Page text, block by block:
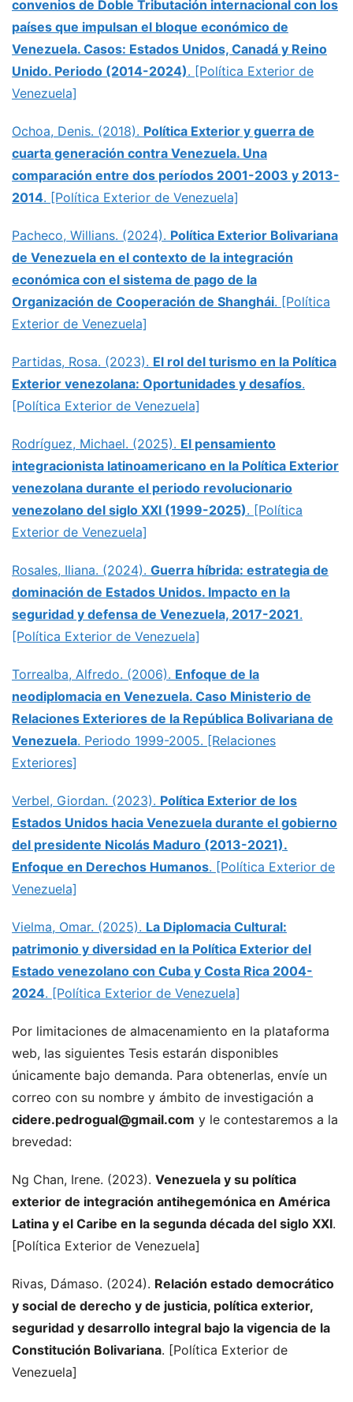
convenios de Doble Tributación internacional con los
países que impulsan el bloque económico de
Venezuela. Casos: Estados Unidos, Canadá y Reino
Unido. Periodo (2014-2024). [Política Exterior de
Venezuela]
Ochoa, Denis. (2018). Política Exterior y guerra de
cuarta generación contra Venezuela. Una
comparación entre dos períodos 2001-2003 y 2013-
2014. [Política Exterior de Venezuela]
Pacheco, Willians. (2024). Política Exterior Bolivariana
de Venezuela en el contexto de la integración
económica con el sistema de pago de la
Organización de Cooperación de Shanghái. [Política
Exterior de Venezuela]
Partidas, Rosa. (2023). El rol del turismo en la Política
Exterior venezolana: Oportunidades y desafíos.
[Política Exterior de Venezuela]
Rodríguez, Michael. (2025). El pensamiento
integracionista latinoamericano en la Política Exterior
venezolana durante el periodo revolucionario
venezolano del siglo XXI (1999-2025). [Política
Exterior de Venezuela]
Rosales, Iliana. (2024). Guerra híbrida: estrategia de
dominación de Estados Unidos. Impacto en la
seguridad y defensa de Venezuela, 2017-2021.
[Política Exterior de Venezuela]
Torrealba, Alfredo. (2006). Enfoque de la
neodiplomacia en Venezuela. Caso Ministerio de
Relaciones Exteriores de la República Bolivariana de
Venezuela. Periodo 1999-2005. [Relaciones
Exteriores]
Verbel, Giordan. (2023). Política Exterior de los
Estados Unidos hacia Venezuela durante el gobierno
del presidente Nicolás Maduro (2013-2021).
Enfoque en Derechos Humanos. [Política Exterior de
Venezuela]
Vielma, Omar. (2025). La Diplomacia Cultural:
patrimonio y diversidad en la Política Exterior del
Estado venezolano con Cuba y Costa Rica 2004-
2024. [Política Exterior de Venezuela]
Por limitaciones de almacenamiento en la plataforma
web, las siguientes Tesis estarán disponibles
únicamente bajo demanda. Para obtenerlas, envíe un
correo con su nombre y ámbito de investigación a
cidere.pedrogual@gmail.com y le contestaremos a la
brevedad:
Ng Chan, Irene. (2023). Venezuela y su política
exterior de integración antihegemónica en América
Latina y el Caribe en la segunda década del siglo XXI.
[Política Exterior de Venezuela]
Rivas, Dámaso. (2024). Relación estado democrático
y social de derecho y de justicia, política exterior,
seguridad y desarrollo integral bajo la vigencia de la
Constitución Bolivariana. [Política Exterior de
Venezuela]